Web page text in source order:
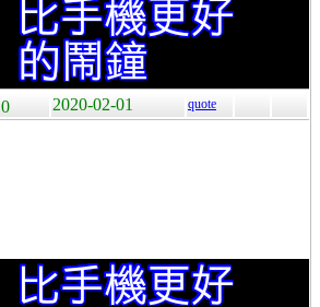
0 2020-02-01 quote